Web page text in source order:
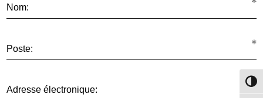
Nom:
Poste:
Adresse électronique: